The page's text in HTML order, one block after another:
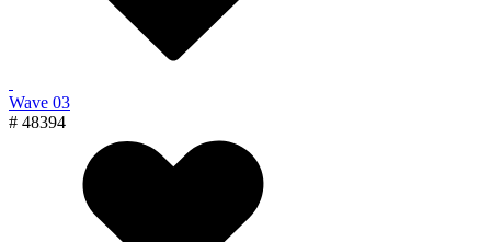
Wave 03
# 48394